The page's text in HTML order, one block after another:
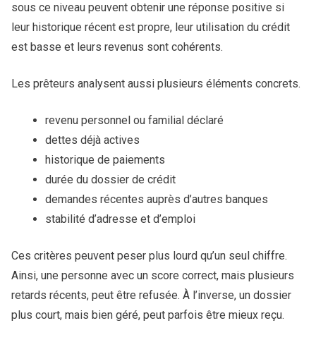
sous ce niveau peuvent obtenir une réponse positive si
leur historique récent est propre, leur utilisation du crédit
est basse et leurs revenus sont cohérents.
Les prêteurs analysent aussi plusieurs éléments concrets.
revenu personnel ou familial déclaré
dettes déjà actives
historique de paiements
durée du dossier de crédit
demandes récentes auprès d’autres banques
stabilité d’adresse et d’emploi
Ces critères peuvent peser plus lourd qu’un seul chiffre.
Ainsi, une personne avec un score correct, mais plusieurs
retards récents, peut être refusée. À l’inverse, un dossier
plus court, mais bien géré, peut parfois être mieux reçu.